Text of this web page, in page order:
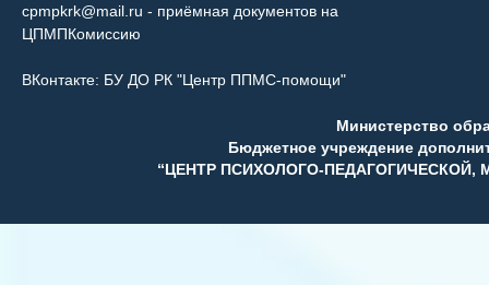
cpmpkrk@mail.ru - приёмная документов на
ЦПМПКомиссию
ВКонтакте: БУ ДО РК "Центр ППМС-помощи"
Министерство
Бюджетное учреждение
“ЦЕНТР ПСИХОЛОГО-